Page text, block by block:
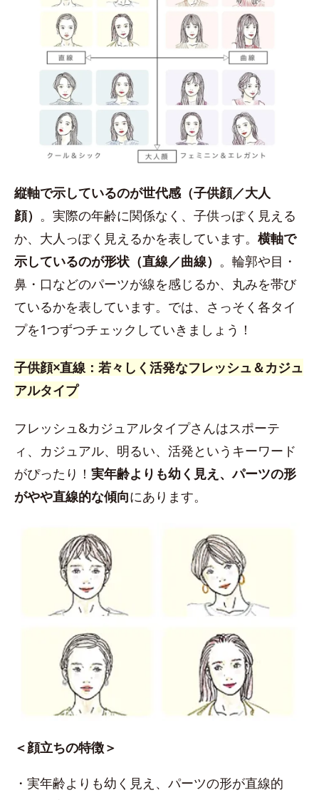
縦軸で示しているのが世代感（子供顔／大人
顔） 。実際の年齢に関係なく、子供っぽく見える
か、大人っぽく見えるかを表しています。 横軸で
示しているのが形状（直線／曲線） 。輪郭や目・
鼻・口などのパーツが線を感じるか、丸みを帯び
ているかを表しています。では、さっそく各タイ
プを1つずつチェックしていきましょう！
子供顔×直線：若々しく活発なフレッシュ＆カジュ
アルタイプ
フレッシュ&カジュアルタイプさんはスポーテ
ィ、カジュアル、明るい、活発というキーワード
がぴったり！ 実年齢よりも幼く見え、パーツの形
がやや直線的な傾向にあります。
＜顔立ちの特徴＞
・実年齢よりも幼く見え、パーツの形が直線的